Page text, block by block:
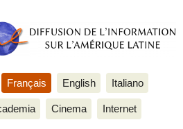
Français English Italiano
Cinema Internet